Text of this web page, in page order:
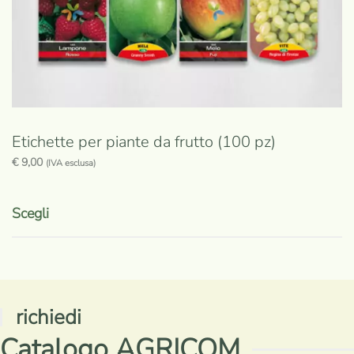
del
prodotto
Etichette per piante da frutto (100 pz)
€9,00 (IVA esclusa)
Scegliprodotto
opzioni
possono
richiedi